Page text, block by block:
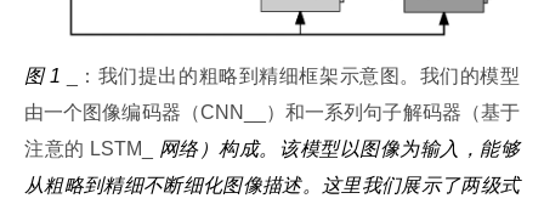
图 1 _：我们提出的粗略到精细框架示意图。我们的模型
由一个图像编码器（CNN__）和一系列句子解码器（基于
注意的 LSTM_ 网络）构成。该模型以图像为输入，能够
从粗略到精细不断细化图像描述。这里我们展示了两级式